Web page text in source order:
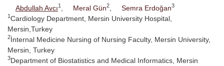
Abdullah Avcı1 Meral Gün2 Semra Erdoğan3
1 Cardiology Department, Mersin University Hospital,
Mersin,Turkey
2İnternal Medicine Nursing of Nursing Faculty, Mersin University,
Mersin, Turkey
3Department of Biostatistics and Medical Informatics, Mersin